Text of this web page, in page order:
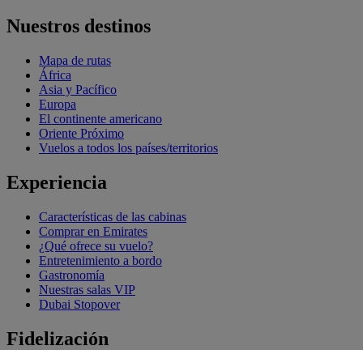
Nuestros destinos
Mapa de rutas
África
Asia y Pacífico
Europa
El continente americano
Oriente Próximo
Vuelos a todos los países/territorios
Experiencia
Características de las cabinas
Comprar en Emirates
¿Qué ofrece su vuelo?
Entretenimiento a bordo
Gastronomía
Nuestras salas VIP
Dubai Stopover
Fidelización